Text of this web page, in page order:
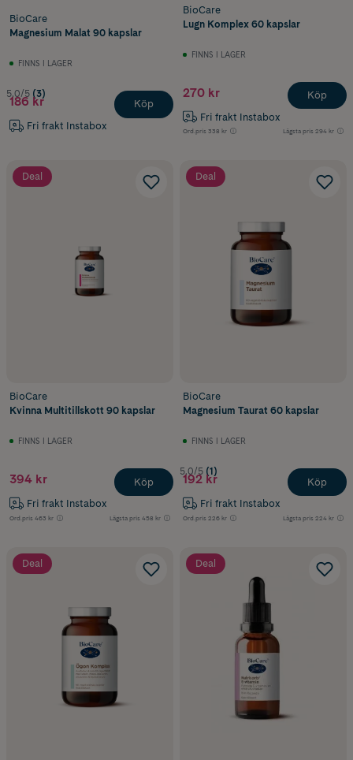
BioCare
Magnesium Malat 90 kapslar
FINNS I LAGER
5.0/5 (3)
186 kr
Fri frakt Instabox
Köp
BioCare
Lugn Komplex 60 kapslar
FINNS I LAGER
270 kr
Fri frakt Instabox
Ord.pris 338 kr Lägsta pris 294 kr
Köp
Deal
BioCare
Kvinna Multitillskott 90 kapslar
FINNS I LAGER
394 kr
Fri frakt Instabox
Ord.pris 463 kr Lägsta pris 458 kr
Köp
Deal
BioCare
Magnesium Taurat 60 kapslar
FINNS I LAGER
5.0/5 (1)
192 kr
Fri frakt Instabox
Ord.pris 226 kr Lägsta pris 224 kr
Köp
Deal Deal